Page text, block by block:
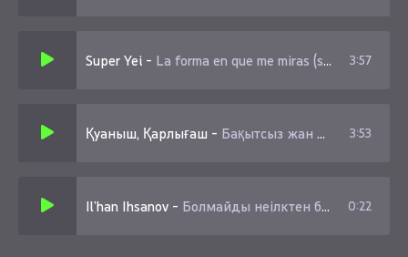
Super Yei - La forma en que me miras (speed up) 3:57
Қуаныш, Қарлығаш - Бақытсыз жан болмайды 3:53
Il’han Ihsanov - Болмайды неілктен болмайды 0:22